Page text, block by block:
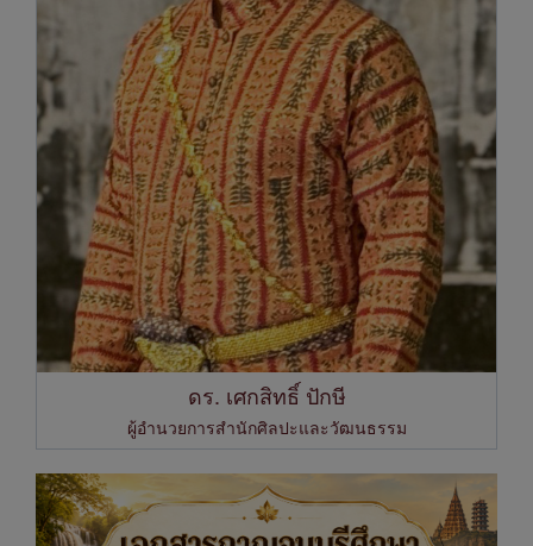
ดร. เศกสิทธิ์ ปักษี
ผู้อำนวยการสำนักศิลปะและวัฒนธรรม